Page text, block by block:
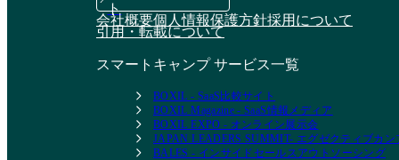
ト
会社概要個人情報保護方針採用について
引用・転載について
スマートキャンプ サービス一覧
BOXIL - SaaS比較サイト
BOXIL Magazine - SaaS情報メディア
BOXIL EXPO - オンライン展示会
JAPAN LEADERS SUMMIT- エグゼクティブカン
BALES - インサイドセールスアウトソーシング